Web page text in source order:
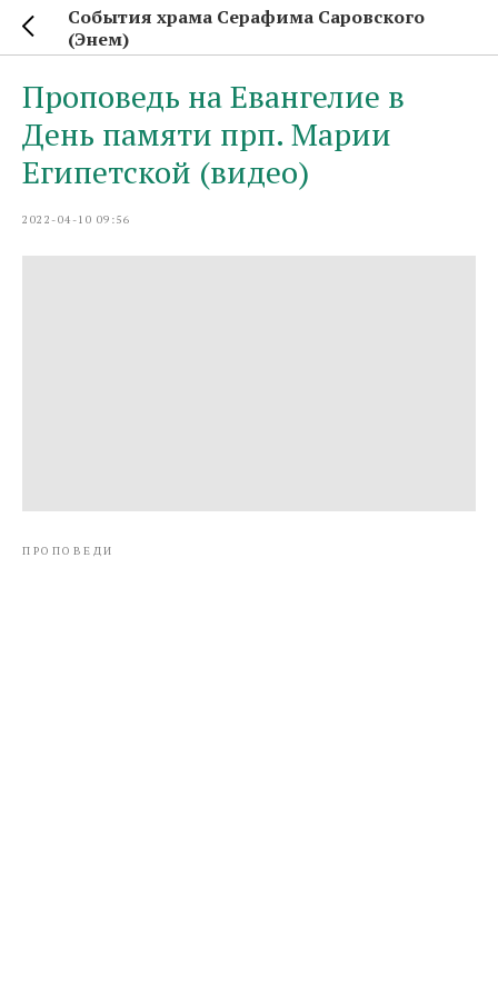
События храма Серафима Саровского
(Энем)
Проповедь на Евангелие в
День памяти прп. Марии
Египетской (видео)
2022-04-10 09:56
ПРОПОВЕДИ